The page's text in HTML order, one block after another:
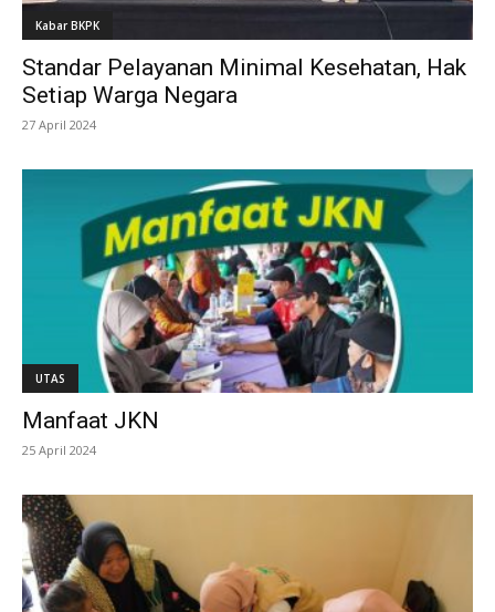
Kabar BKPK
Standar Pelayanan Minimal Kesehatan, Hak
Setiap Warga Negara
27 April 2024
UTAS
Manfaat JKN
25 April 2024